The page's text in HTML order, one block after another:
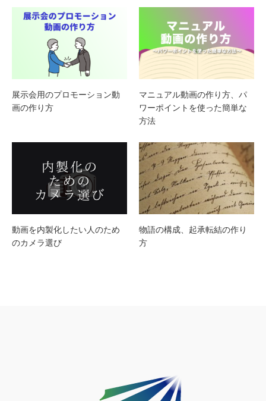
展示会用のプロモーション動
画の作り方
マニュアル動画の作り方、パ
ワーポイントを使った簡単な
方法
動画を内製化したい人のため
のカメラ選び
物語の構成、起承転結の作り
方